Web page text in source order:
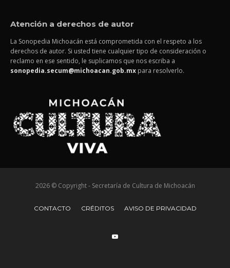
Atención a derechos de autor
La Sonopedia Michoacán está comprometida con el respeto a los
derechos de autor. Si usted tiene cualquier tipo de consideración o
reclamo en ese sentido, le suplicamos que nos escriba a
sonopedia.secum@michoacan.gob.mx para resolverlo.
2026 © Copyright - Secretaría de Cultura de Michoacán
CONTACTO CRÉDITOS AVISO DE PRIVACIDAD